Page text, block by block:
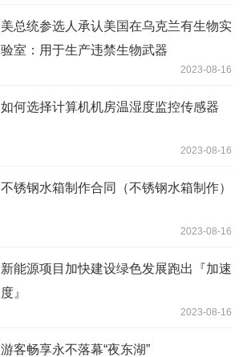
美总统参选人承认美国在乌克兰有生物实
验室：用于生产违禁生物武器
2023-08-16
如何选择计算机机房温湿度监控传感器
2023-08-16
不锈钢水箱制作合同（不锈钢水箱制作）
2023-08-16
新能源项目加快建设绿色发展跑出『加速
度』
2023-08-16
游客畅享永不落幕“夜东湖”